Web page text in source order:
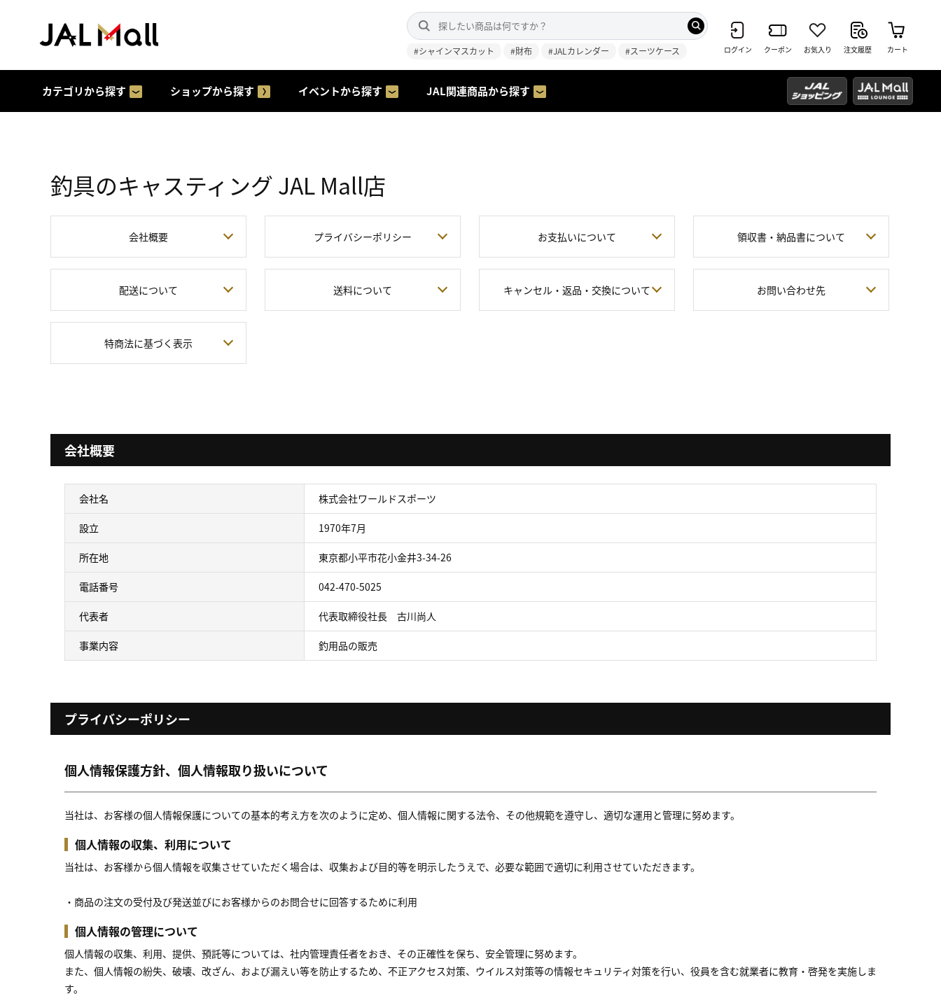
#シャインマスカット #財布 #JALカレンダー #スーツケース ログイン クーポン お気入り 注文履歴 カート
カテゴリから探す ショップから探す イベントから探す JAL関連商品から探す
釣具のキャスティング JAL Mall店
会社概要 プライバシーポリシー お支払いについて 領収書・納品書について
配送について 送料について キャンセル・返品・交換について お問い合わせ先
特商法に基づく表示
会社概要
会社名 株式会社ワールドスポーツ
設立 1970年7月
所在地 東京都小平市花小金井3-34-26
電話番号 042-470-5025
代表者 代表取締役社長 古川尚人
事業内容 釣用品の販売
プライバシーポリシー
個人情報保護方針、個人情報取り扱いについて
当社は、お客様の個人情報保護についての基本的考え方を次のように定め、個人情報に関する法令、その他規範を遵守し、適切な運用と管理に努めます。
個人情報の収集、利用について
当社は、お客様から個人情報を収集させていただく場合は、収集および目的等を明示したうえで、必要な範囲で適切に利用させていただきます。
・商品の注文の受付及び発送並びにお客様からのお問合せに回答するために利用
個人情報の管理について
個人情報の収集、利用、提供、預託等については、社内管理責任者をおき、その正確性を保ち、安全管理に努めます。
また、個人情報の紛失、破壊、改ざん、および漏えい等を防止するため、不正アクセス対策、ウイルス対策等の情報セキュリティ対策を行い、役員を含む就業者に教育・啓発を実施しま
す。